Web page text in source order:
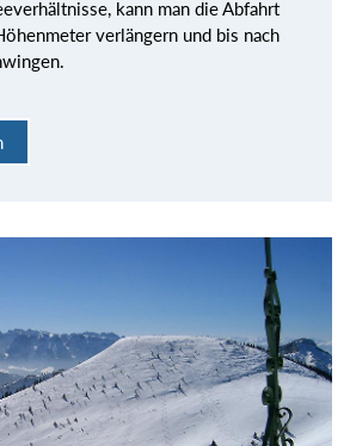
kann man die Abfahrt
verlängern und bis nach